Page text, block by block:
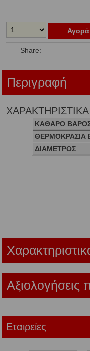
Αγορά
Share:
Περιγραφή
ΧΑΡΑΚΤΗΡΙΣΤΙΚΑ
ΚΑΘΑΡΟ
ΘΕΡΜΟΚΡΑΣΙΑ
ΔΙΑΜΕΤΡΟΣ
Αξιολογήσεις
Εταιρείες